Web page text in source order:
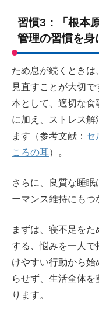
習慣3：「根本
管理の習慣を身
ため息が続くとき
見直すことが大切
本として、適切な食
に加え、ストレス
ます（参考文献： セ
ころの耳）。
さらに、良質な睡
ーマンス維持にもつ
まずは、寝不足を
する、悩みを一人で
けやすい行動から
らせず、生活全体
ります。